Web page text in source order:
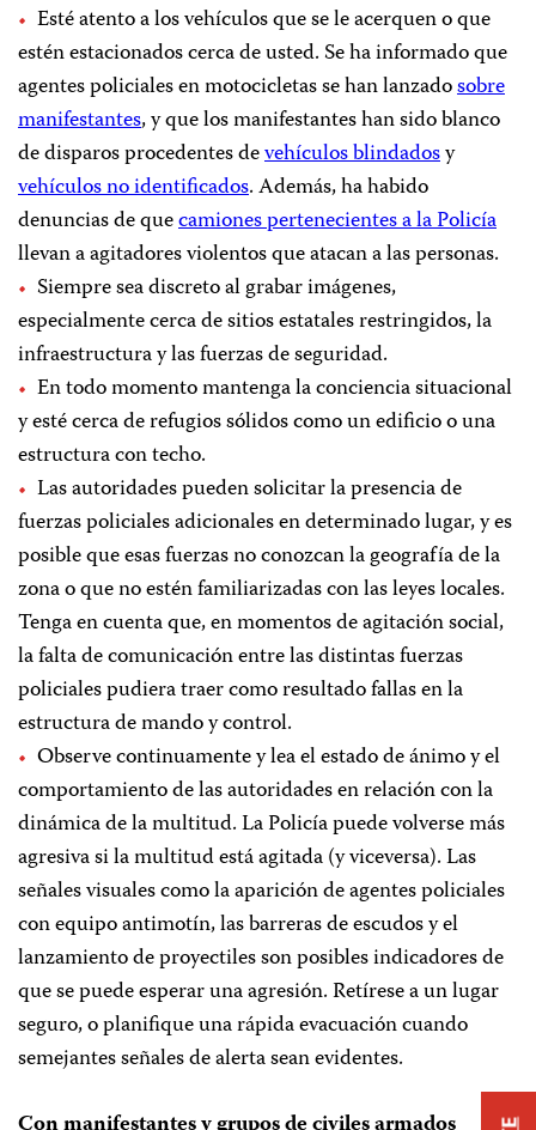
Esté atento a los vehículos que se le acerquen o que
estén estacionados cerca de usted. Se ha informado que
agentes policiales en motocicletas se han lanzadosobre
manifestantes, y que los manifestantes han sido blanco
de disparos procedentes devehículos blindadosy
vehículos no identificados. Además, ha habido
denuncias de quecamiones pertenecientes a la Policía
llevan a agitadores violentos que atacan a las personas.
Siempre sea discreto al grabar imágenes,
especialmente cerca de sitios estatales restringidos, la
infraestructura y las fuerzas de seguridad.
En todo momento mantenga la conciencia situacional
y esté cerca de refugios sólidos como un edificio o una
estructura con techo.
Las autoridades pueden solicitar la presencia de
fuerzas policiales adicionales en determinado lugar, y es
posible que esas fuerzas no conozcan la geografía de la
zona o que no estén familiarizadas con las leyes locales.
Tenga en cuenta que, en momentos de agitación social,
la falta de comunicación entre las distintas fuerzas
policiales pudiera traer como resultado fallas en la
estructura de mando y control.
Observe continuamente y lea el estado de ánimo y el
comportamiento de las autoridades en relación con la
dinámica de la multitud. La Policía puede volverse más
agresiva si la multitud está agitada (y viceversa). Las
señales visuales como la aparición de agentes policiales
con equipo antimotín, las barreras de escudos y el
lanzamiento de proyectiles son posibles indicadores de
que se puede esperar una agresión. Retírese a un lugar
seguro, o planifique una rápida evacuación cuando
semejantes señales de alerta sean evidentes.